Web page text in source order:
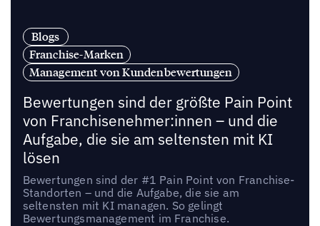
Blogs
Franchise-Marken
Management von Kundenbewertungen
Bewertungen sind der größte Pain Point
von Franchisenehmer:innen – und die
Aufgabe, die sie am seltensten mit KI
lösen
Bewertungen sind der #1 Pain Point von Franchise-
Standorten – und die Aufgabe, die sie am
seltensten mit KI managen. So gelingt
Bewertungsmanagement im Franchise.